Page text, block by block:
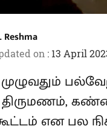
Reshma
on : 13 April
என பல